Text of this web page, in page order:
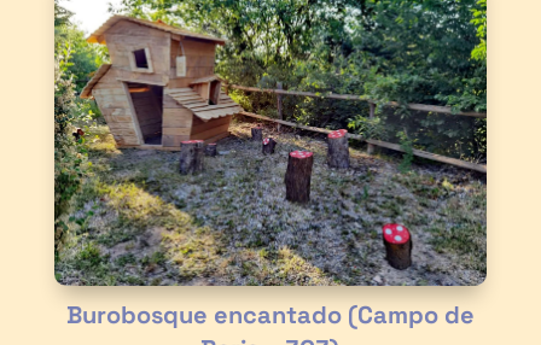
Burobosque encantado (Campo de